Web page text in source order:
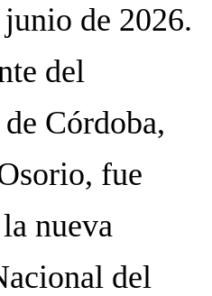
de 2026.
del
Córdoba,
fue
nueva
del